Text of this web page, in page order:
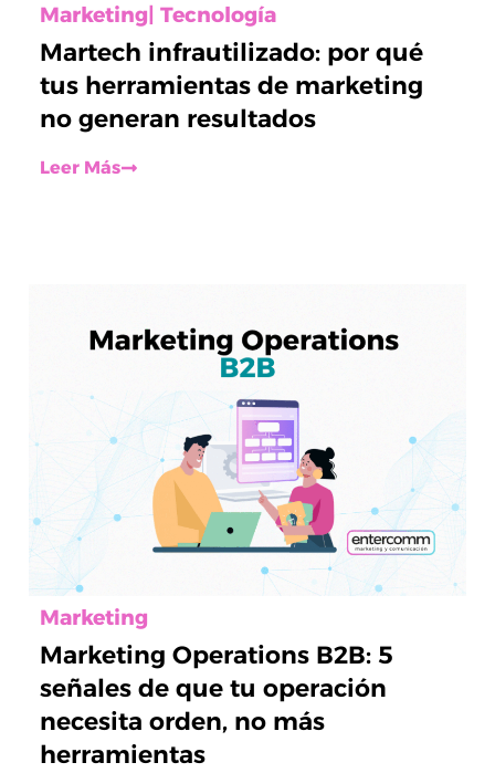
Marketing Tecnología
Martech infrautilizado: por qué
tus herramientas de marketing
no generan resultados
Leer Más
Marketing
Marketing Operations B2B: 5
señales de que tu operación
necesita orden, no más
herramientas